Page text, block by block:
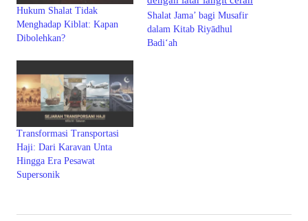
Hukum Shalat Tidak
Menghadap Kiblat: Kapan
Dibolehkan?
Shalat Jama’ bagi Musafir
dalam Kitab Riyādhul
Badi‘ah
Transformasi Transportasi
Haji: Dari Karavan Unta
Hingga Era Pesawat
Supersonik